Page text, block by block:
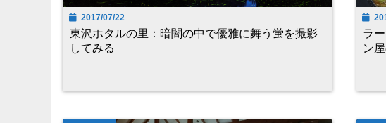
2017/07/22
東沢ホタルの里：暗闇の中で優雅に舞う蛍を撮影
してみる
ラ
ン